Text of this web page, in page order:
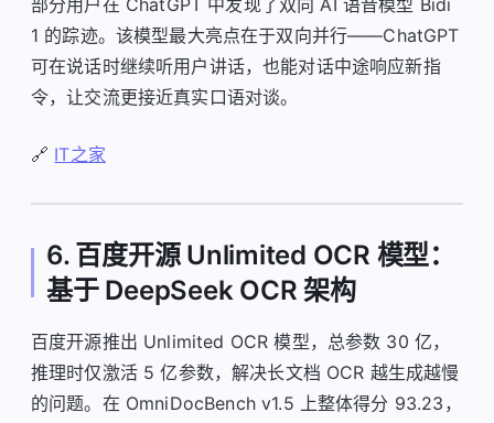
1 的踪迹。该模型最大亮点在于双向并行——ChatGPT
可在说话时继续听用户讲话，也能对话中途响应新指
令，让交流更接近真实口语对谈。
🔗 IT之家
6. 百度开源 Unlimited OCR 模型：
基于 DeepSeek OCR 架构
百度开源推出 Unlimited OCR 模型，总参数 30 亿，
推理时仅激活 5 亿参数，解决长文档 OCR 越生成越慢
的问题。在 OmniDocBench v1.5 上整体得分 93.23，